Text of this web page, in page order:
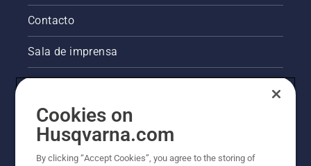
Contacto
Sala de imprensa
Outros websites da Husqvarna
A abordagem da Husqvarna à sustentabilidade
Cookies on
Husqvarna.com
By clicking “Accept Cookies”, you agree to the storing of